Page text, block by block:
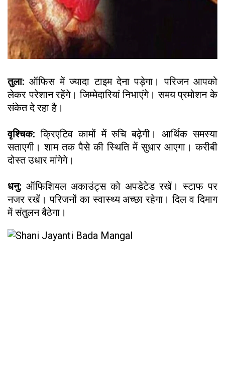
तुला:ऑफिस में ज्यादा टाइम देना पड़ेगा। परिजन आपको
लेकर परेशान रहेंगे। जिम्मेदारियां निभाएंगे। समय प्रमोशन के
संकेत दे रहा है।
वृश्चिक: क्रिएटिव कामों में रुचि बढ़ेगी। आर्थिक समस्या
सताएगी। शाम तक पैसे की स्थिति में सुधार आएगा। करीबी
दोस्त उधार मांगेगे।
धनु: ऑफिशियल अकाउंट्स को अपडेटेड रखें। स्टाफ पर
नजर रखें। परिजनों का स्वास्थ्य अच्छा रहेगा। दिल व दिमाग
में संतुलन बैठेगा।